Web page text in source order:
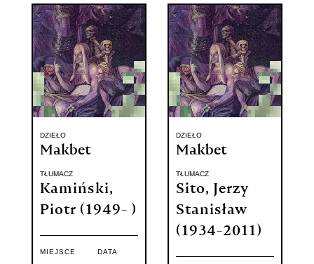
DZIEŁO
Makbet
TŁUMACZ
Kamiński,
Piotr (1949- )
MIEJSCE DATA
DZIEŁO
Makbet
TŁUMACZ
Sito, Jerzy
Stanisław
(1934-2011)